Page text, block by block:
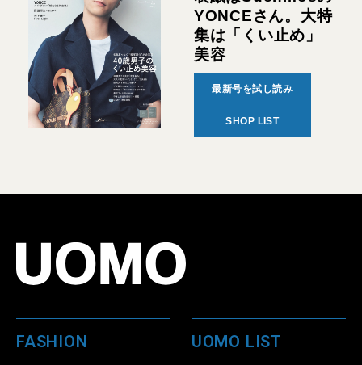
YONCEさん。大特
集は「くい止め」
美容
最新号を試し読み
SHOP LIST
FASHION UOMO LIST